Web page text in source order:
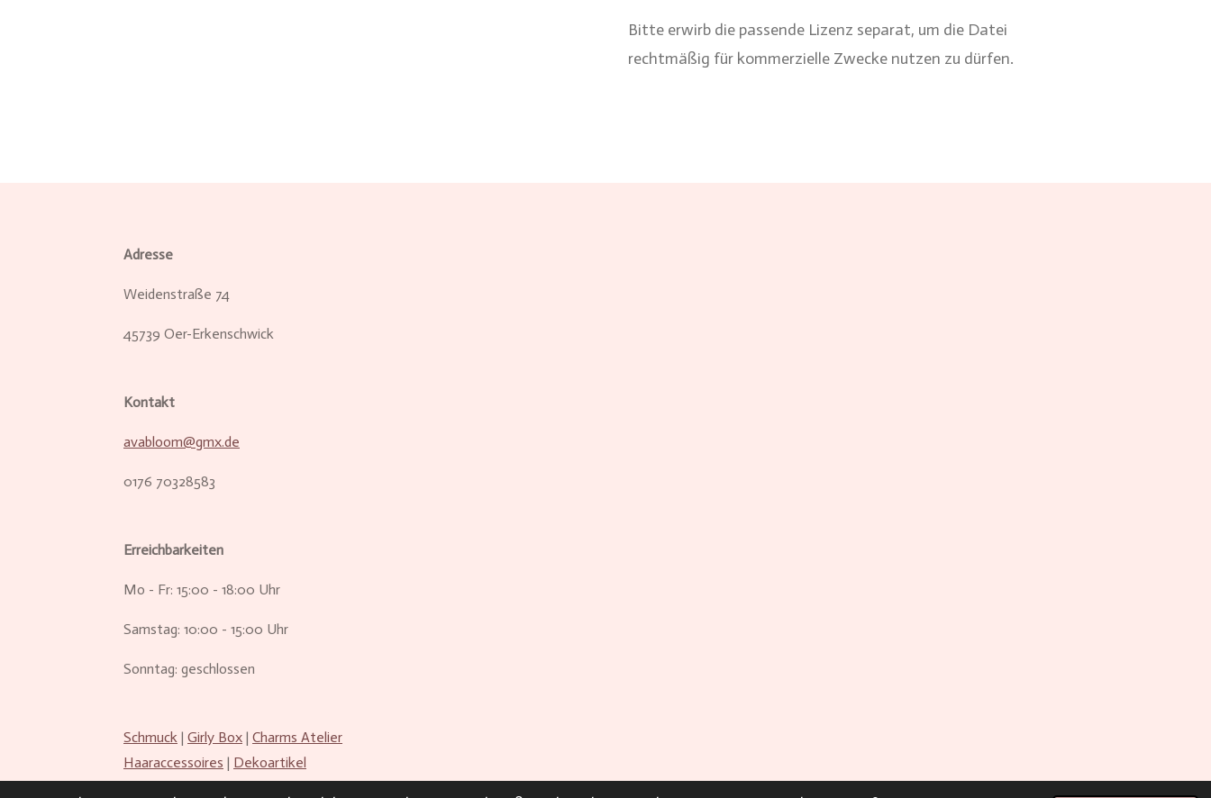
Bitte erwirb die passende Lizenz separat, um die Datei
rechtmäßig für kommerzielle Zwecke nutzen zu dürfen.
Adresse
Weidenstraße 74
45739 Oer-Erkenschwick
Kontakt
avabloom@gmx.de
0176 70328583
Erreichbarkeiten
Mo - Fr: 15:00 - 18:00 Uhr
Samstag: 10:00 - 15:00 Uhr
Sonntag: geschlossen
Schmuck | Girly Box | Charms Atelier
Haaraccessoires | Dekoartikel